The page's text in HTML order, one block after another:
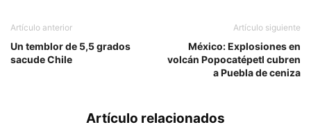
Artículo anterior
Un temblor de 5,5 grados
sacude Chile
Artículo siguiente
México: Explosiones en
volcán Popocatépetl cubren
a Puebla de ceniza
Artículo relacionados